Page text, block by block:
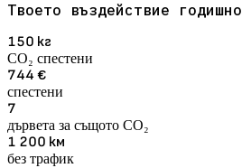
Твоето въздействие годишно
150 кг
CO₂ спестени
744 €
спестени
7
дървета за същото CO₂
1 200 км
без трафик